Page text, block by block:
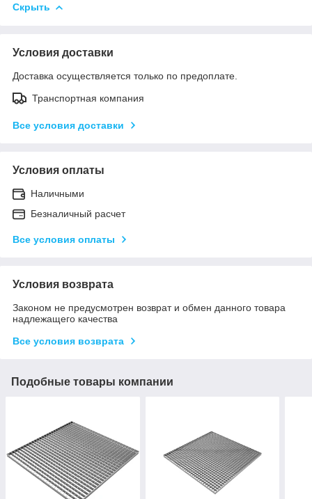
Скрыть
Условия доставки
Доставка осуществляется только по предоплате.
Транспортная компания
Все условия доставки
Условия оплаты
Наличными
Безналичный расчет
Все условия оплаты
Условия возврата
Законом не предусмотрен возврат и обмен данного товара
надлежащего качества
Все условия возврата
Подобные товары компании